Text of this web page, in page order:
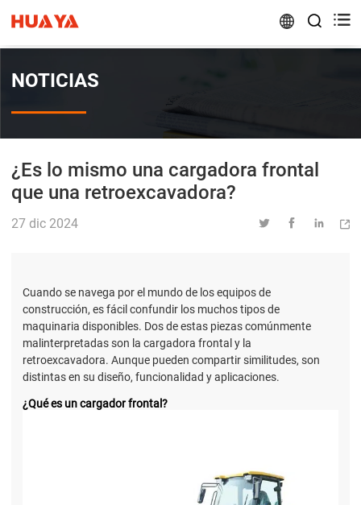
 
NOTICIAS
¿Es lo mismo una cargadora frontal
que una retroexcavadora?
27 dic 2024    
Cuando se navega por el mundo de los equipos de
construcción, es fácil confundir los muchos tipos de
maquinaria disponibles. Dos de estas piezas comúnmente
malinterpretadas son la cargadora frontal y la
retroexcavadora. Aunque pueden compartir similitudes, son
distintas en su diseño, funcionalidad y aplicaciones.
¿Qué es un cargador frontal?